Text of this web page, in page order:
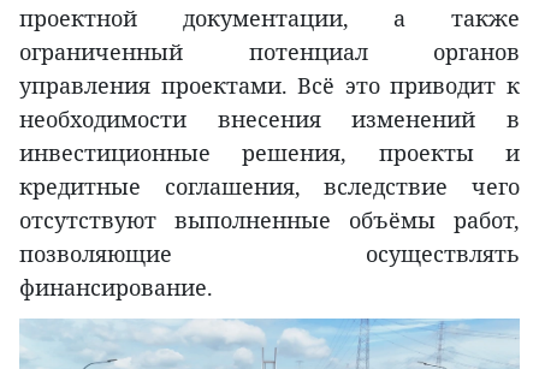
проектной документации, а также
ограниченный потенциал органов
управления проектами. Всё это приводит к
необходимости внесения изменений в
инвестиционные решения, проекты и
кредитные соглашения, вследствие чего
отсутствуют выполненные объёмы работ,
позволяющие осуществлять
финансирование.